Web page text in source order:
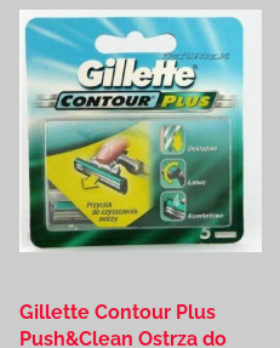
Gillette Contour Plus
Push&Clean Ostrza do